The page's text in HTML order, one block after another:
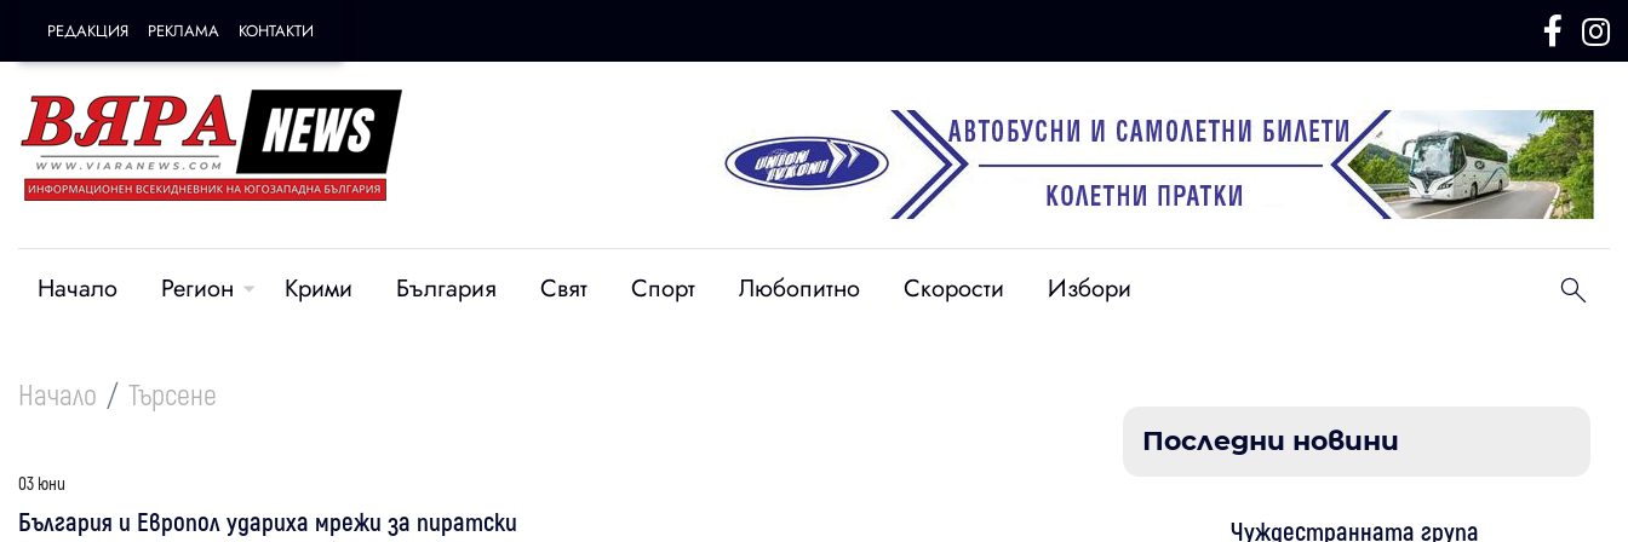
РЕДАКЦИЯ РЕКЛАМА КОНТАКТИ
Начало Регион Крими България Свят Спорт Любопитно Скорости Избори
Начало Търсене
03 юни
България и Европол удариха мрежи за пиратски
Последни новини
Чуждестранната група